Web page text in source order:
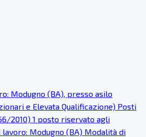
Modugno (BA), presso asilo
e Elevata Qualificazione) Posti
2010) 1 posto riservato agli
Modugno (BA) Modalità di